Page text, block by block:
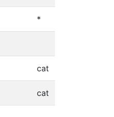
*
cat
cat